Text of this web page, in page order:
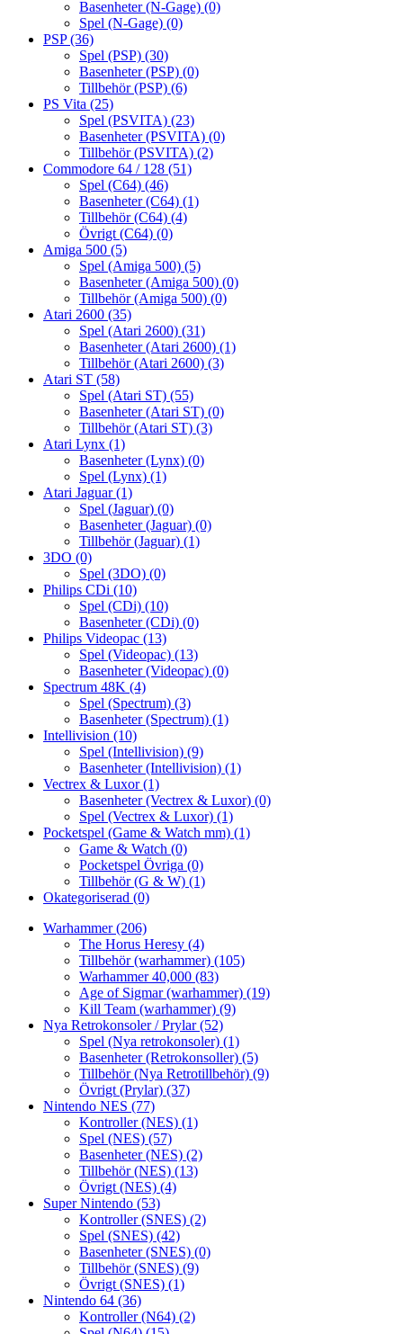
Basenheter (N-Gage) (0)
Spel (N-Gage) (0)
PSP(36)
Spel (PSP) (30)
Basenheter (PSP) (0)
Tillbehör (PSP) (6)
PS Vita (25)
Spel (PSVITA) (23)
Basenheter (PSVITA) (0)
Tillbehör (PSVITA) (2)
Commodore 64 / 128 (51)
Spel (C64) (46)
Basenheter (C64) (1)
Tillbehör (C64) (4)
Övrigt (C64) (0)
Amiga 500 (5)
Spel (Amiga 500) (5)
Basenheter (Amiga 500) (0)
Tillbehör (Amiga 500) (0)
Atari 2600 (35)
Spel (Atari 2600) (31)
Basenheter (Atari 2600) (1)
Tillbehör (Atari 2600) (3)
Atari ST (58)
Spel (Atari ST) (55)
Basenheter (Atari ST) (0)
Tillbehör (Atari ST) (3)
Atari Lynx (1)
Basenheter (Lynx) (0)
Spel (Lynx) (1)
Atari Jaguar(1)
Spel (Jaguar) (0)
Basenheter (Jaguar) (0)
Tillbehör (Jaguar) (1)
3DO (0)
Spel (3DO) (0)
Philips CDi (10)
Spel (CDi) (10)
Basenheter (CDi) (0)
Philips Videopac (13)
Spel (Videopac) (13)
Basenheter (Videopac) (0)
Spectrum 48K (4)
Spel (Spectrum) (3)
Basenheter (Spectrum) (1)
Intellivision (10)
Spel (Intellivision) (9)
Basenheter (Intellivision) (1)
Vectrex & Luxor(1)
Basenheter (Vectrex & Luxor) (0)
Spel (Vectrex & Luxor) (1)
Pocketspel (Game & Watch mm) (1)
Game & Watch (0)
Pocketspel Övriga (0)
Tillbehör (G & W) (1)
Okategoriserad (0)
Warhammer(206)
The Horus Heresy (4)
Tillbehör (warhammer) (105)
Warhammer 40,000 (83)
Age of Sigmar (warhammer) (19)
Kill Team (warhammer) (9)
Nya Retrokonsoler / Prylar(52)
Spel (Nya retrokonsoler) (1)
Basenheter (Retrokonsoller) (5)
Tillbehör (Nya Retrotillbehör) (9)
Övrigt (Prylar) (37)
Nintendo NES (77)
Kontroller (NES) (1)
Spel (NES) (57)
Basenheter (NES) (2)
Tillbehör (NES) (13)
Övrigt (NES) (4)
Super Nintendo (53)
Kontroller (SNES) (2)
Spel (SNES) (42)
Basenheter (SNES) (0)
Tillbehör (SNES) (9)
Övrigt (SNES) (1)
Nintendo 64 (36)
Kontroller (N64) (2)